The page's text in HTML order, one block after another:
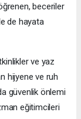
beceriler
de hayata
ve yaz
hijyene ve ruh
güvenlik önlemi
eğitimcileri